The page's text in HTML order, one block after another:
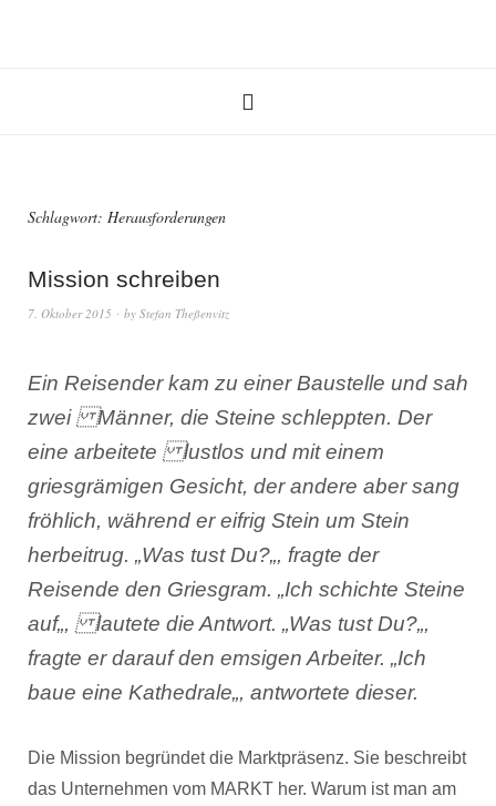
Schlagwort: Herausforderungen
Mission schreiben
7. Oktober 2015 by Stefan Theßenvitz
Ein Reisender kam zu einer Baustelle und sah
zwei Männer, die Steine schleppten. Der
eine arbeitete lustlos und mit einem
griesgrämigen Gesicht, der andere aber sang
fröhlich, während er eifrig Stein um Stein
herbeitrug. „Was tust Du?„, fragte der
Reisende den Griesgram. „Ich schichte Steine
auf„, lautete die Antwort. „Was tust Du?„,
fragte er darauf den emsigen Arbeiter. „Ich
baue eine Kathedrale„, antwortete dieser.
Die Mission begründet die Marktpräsenz. Sie beschreibt
das Unternehmen vom MARKT her. Warum ist man am